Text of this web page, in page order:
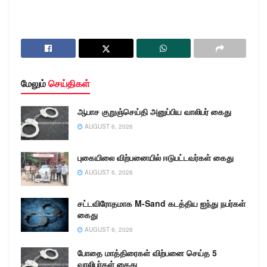
கலந்து கொண்டனர்.
தூத்துக்குடி மாவட்டம்
சுடுதளத்தில் இன்று
(28.08.2021) உயர்
அதிகாரிகளுக்கான
துப்பாக்கி சுடும்போட்டி
தூத்துக்குடி மாவட்ட காவல்
கண்காணிப்பாளர் திரு. S.
ஜெயக்குமார் மற்றும்
கமாண்டோ படை காவல்
கண்காணிப்பாளர் திரு.
ரமேஷ் ஆகியோர்
முன்னிலையில்…
மேலும்செய்திகள்
ஆபாச குறுஞ்செய்தி அனுப்பிய வாலிபர் கைது
AUGUST 6, 2026
புகையிலை விற்பனையில் ஈடுபட்டவர்கள் கைது
AUGUST 6, 2026
சட்டவிரோதமாக M-Sand கடத்திய ஐந்து நபர்கள்
கைது
AUGUST 6, 2026
போதை மாத்திரைகள் விற்பனை செய்த 5
வாலிபர்கள் கைது